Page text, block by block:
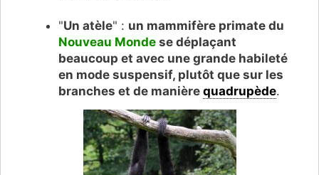
"Un atèle" : un mammifère primate du
Nouveau Monde se déplaçant
beaucoup et avec une grande habileté
en mode suspensif, plutôt que sur les
branches et de manière quadrupède.